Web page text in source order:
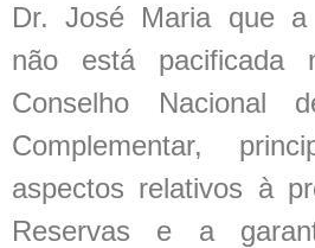
Dr. José Maria que a
não está pacificada
Conselho Nacional
Complementar,
aspectos relativos à
Reservas e a